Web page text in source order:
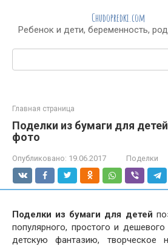
контенту
Chudopredki.com
Ребенок и дети, беременность,
Поиск:
Главная страница
Поделки из бумаги для
фото
Опубликовано: 19.06.2017 Поделки
Поделки из бумаги для детей
популярного, простого и дешевого
детскую фантазию, творческое